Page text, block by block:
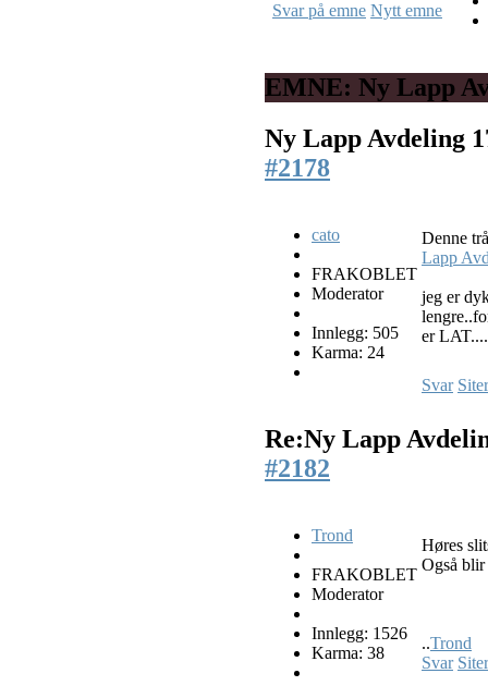
Svar på emne Nytt emne
EMNE: Ny Lapp
Ny Lapp Avdeling
#2178
cato
FRAKOBLET
Moderator
Innlegg: 505
Karma: 24
Denne
Lapp
jeg er
er LAT....
Svar Siter
Re:Ny Lapp
#2182
Trond
FRAKOBLET
Moderator
Innlegg: 1526
Karma: 38
Høres
Også blir
..Trond
Svar Siter